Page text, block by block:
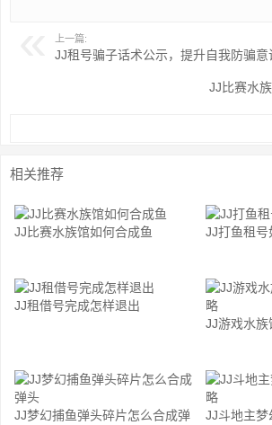
上一篇:
JJ租号骗子话术公示，提升自我防骗意
JJ比赛水
相关推荐
JJ比赛水族馆如何合成鱼 JJ打鱼租号
JJ租借号完成怎样退出
JJ游戏水族
JJ梦幻捕鱼弹头碎片怎么合成弹
JJ斗地主梦